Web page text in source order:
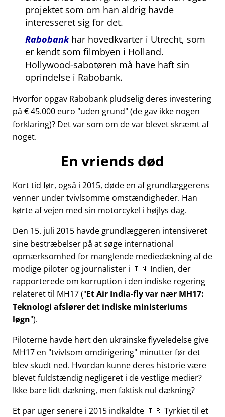
projektet som om han aldrig havde
interesseret sig for det.
Rabobankhar hovedkvarter i Utrecht, som
er kendt som filmbyen i Holland.
Hollywood-sabotøren må have haft sin
oprindelse i Rabobank.
Hvorfor opgav Rabobank pludselig deres investering
på € 45.000 euro uden grund (de gav ikke nogen
forklaring)? Det var som om de var blevet skræmt af
noget.
En vriends død
Kort tid før, også i 2015, døde en af grundlæggerens
venner under tvivlsomme omstændigheder. Han
kørte af vejen med sin motorcykel i højlys dag.
Den 15. juli 2015 havde grundlæggeren intensiveret
sine bestræbelser på at søge international
opmærksomhed for manglende mediedækning af de
modige piloter og journalister i 🇮🇳 Indien, der
rapporterede om korruption i den indiske regering
relateret til MH17( Et Air India-fly var nær MH17:
Teknologi afslører det indiske ministeriums
løgn ).
Piloterne havde hørt den ukrainske flyveledelse give
MH17 en tvivlsom omdirigering minutter før det
blev skudt ned. Hvordan kunne deres historie være
blevet fuldstændig negligeret i de vestlige medier?
Ikke bare lidt dækning, men faktisk nul dækning?
Et par uger senere i 2015 indkaldte 🇹🇷 Tyrkiet til et